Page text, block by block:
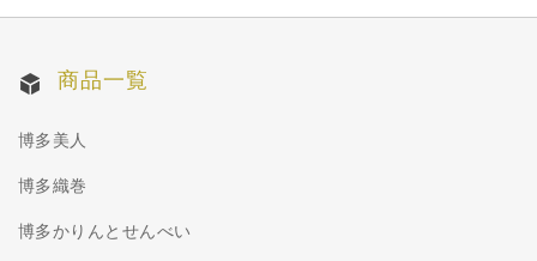
商品一覧
博多美人
博多織巻
博多かりんとせんべい